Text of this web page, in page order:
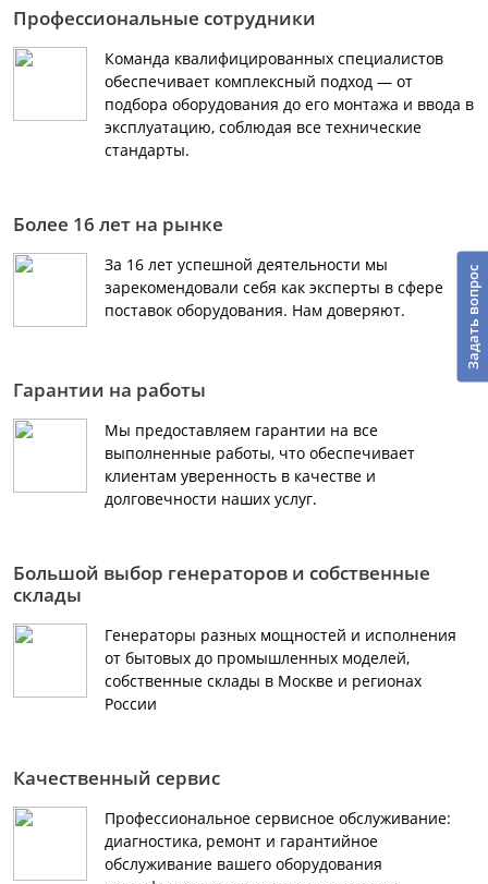
Профессиональные сотрудники
Команда квалифицированных специалистов
обеспечивает комплексный подход — от
подбора оборудования до его монтажа и ввода в
эксплуатацию, соблюдая все технические
стандарты.
Более 16 лет на рынке
За 16 лет успешной деятельности мы
зарекомендовали себя как эксперты в сфере
поставок оборудования. Нам доверяют.
Гарантии на работы
Мы предоставляем гарантии на все
выполненные работы, что обеспечивает
клиентам уверенность в качестве и
долговечности наших услуг.
Большой выбор генераторов и собственные
склады
Генераторы разных мощностей и исполнения
от бытовых до промышленных моделей,
собственные склады в Москве и регионах
России
Качественный сервис
Профессиональное сервисное обслуживание:
диагностика, ремонт и гарантийное
обслуживание вашего оборудования
Задать вопрос